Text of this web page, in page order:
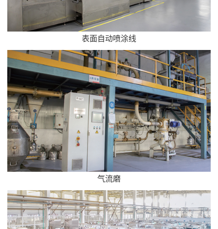
表面自动喷涂线
气流磨